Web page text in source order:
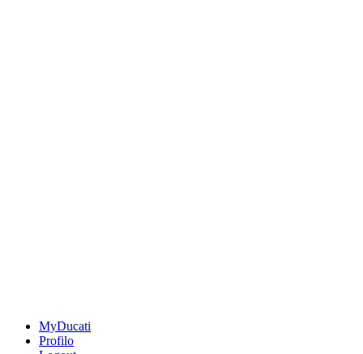
MyDucati
Profilo